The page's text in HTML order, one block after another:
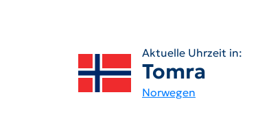
Aktuelle Uhrzeit in:
Tomra
Norwegen